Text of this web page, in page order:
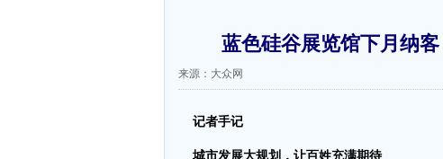
蓝色硅谷展览馆下月纳
来源：大众网
记者手记
城市发展大规划，让百姓充满期待